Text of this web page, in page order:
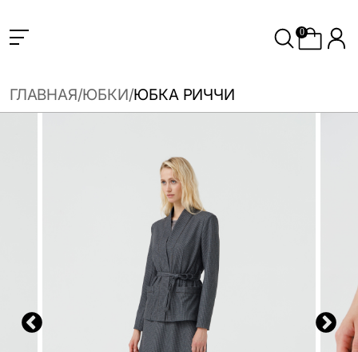
0
ГЛАВНАЯ ЮБКИ ЮБКА РИЧЧИ